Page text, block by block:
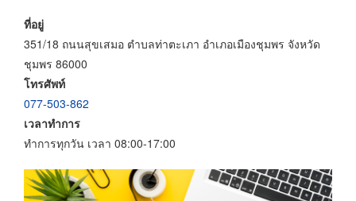
ที่อยู่
351/18 ถนนสุขเสมอ ตำบลท่าตะเภา อำเภอเมืองชุมพร จังหวัด
ชุมพร 86000
โทรศัพท์
077-503-862
เวลาทำการ
ทำการทุกวัน เวลา 08:00-17:00